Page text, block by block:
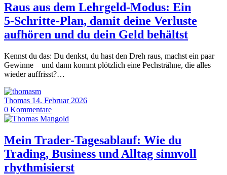
Raus aus dem Lehrgeld-Modus: Ein
5‑Schritte‑Plan, damit deine Verluste
aufhören und du dein Geld behältst
Kennst du das: Du denkst, du hast den Dreh raus, machst ein paar
Gewinne – und dann kommt plötzlich eine Pechsträhne, die alles
wieder auffrisst?…
Thomas 14. Februar 2026
0 Kommentare
Mein Trader-Tagesablauf: Wie du
Trading, Business und Alltag sinnvoll
rhythmisierst